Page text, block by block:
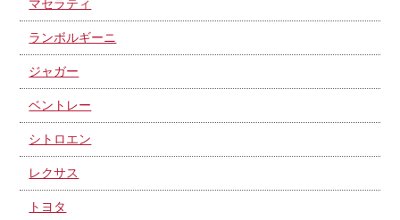
マセラティ
ランボルギーニ
ジャガー
ベントレー
シトロエン
レクサス
トヨタ